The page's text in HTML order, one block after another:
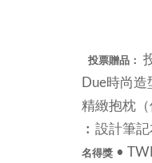
投票贈品：
Due時尚
精緻抱枕
︰設計筆
名得獎 •